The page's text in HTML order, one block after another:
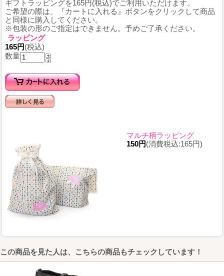
ギフトラッピングを165円(税込)でご利用いただけます。
ご希望の際は、『カートに入れる』ボタンをクリックして商品
と同様に購入してください。
※包装の形のご指定はできません。予めご了承ください。
ラッピング
165円(税込)
数量
マルチ柄ラッピング
150円(消費税込:165円)
この商品を見た人は、こちらの商品もチェックしています！